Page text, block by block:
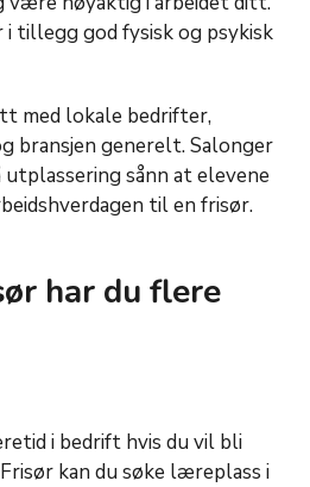
tillegg god fysisk og psykisk
med lokale bedrifter,
generelt. Salonger
sånn at elevene
til en frisør.
har du flere
i bedrift hvis du vil bli
kan du søke læreplass i